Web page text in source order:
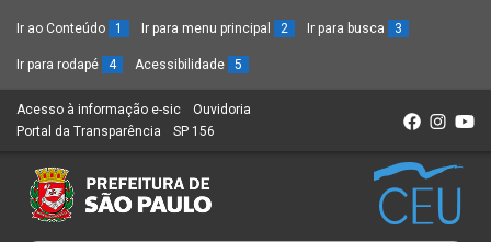
Ir ao Conteúdo 1 Ir para menu principal 2 Ir para busca 3
Ir para rodapé 4 Acessibilidade 5
Acesso à informação e-sic (Link
para
novo
sítio)
Ouvidoria
Portal da Transparência (Link
um
novo
SP 156